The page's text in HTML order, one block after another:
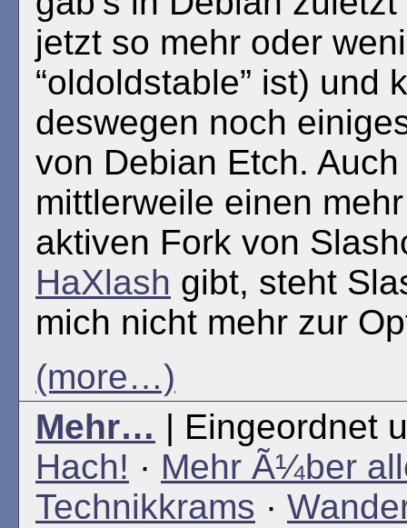
jetzt so mehr oder
“oldoldstable” ist) und
deswegen noch
von Debian Etch. Auch
mittlerweile einen
aktiven Fork von
HaXlash gibt, steht
mich nicht mehr zur
(more…)
Mehr… | Eingeordnet
Hach! · Mehr Ã¼ber
Technikkrams ·